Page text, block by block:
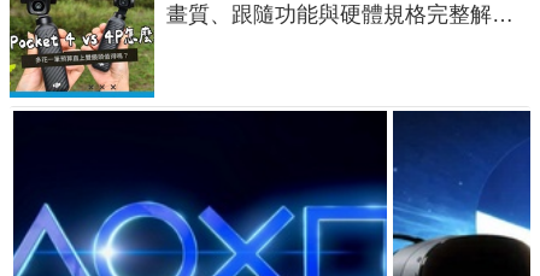
畫質、跟隨功能與硬體規格完整解